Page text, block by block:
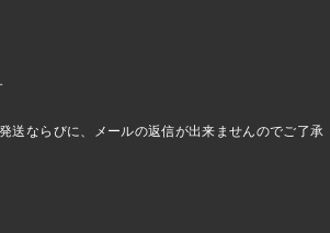
送ならびに、メールの返信が出来ませんのでご了承